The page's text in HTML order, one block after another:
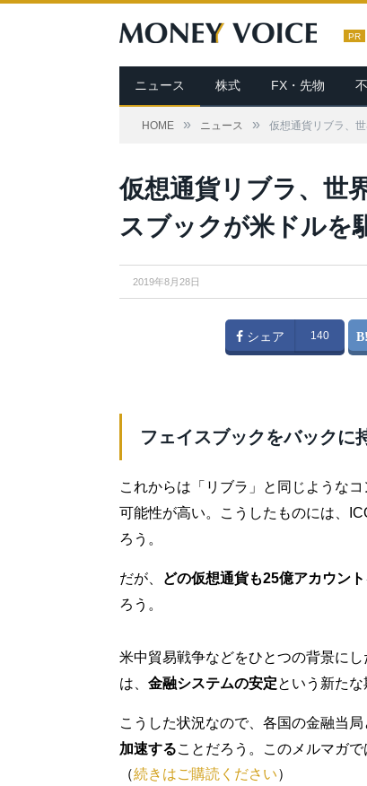
PR
ニュース 株式 FX・先物
HOME » ニュース » 仮想通貨リブラ、
仮想通貨リブラ、世
スブックが米ドルを
2019年8月28日
シェア 140
フェイスブックをバックに
これからは「リブラ」と同じような
可能性が高い。こうしたものには、
ろう。
だが、 どの仮想通貨も25億アカウン
ろう。
米中貿易戦争などをひとつの背景にし
は、 金融システムの安定という新たな
こうした状況なので、各国の金融当局
加速することだろう。このメルマガ
（続きはご購読ください）